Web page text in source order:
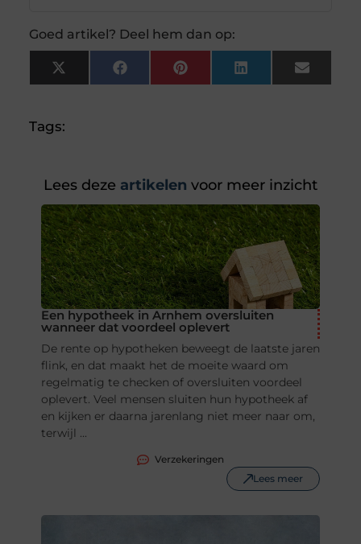
Goed artikel? Deel hem dan op:
X
(Twitter)
FacebookPinterestLinkedInEmail
Tags:
Lees deze artikelen voor meer inzicht
Een hypotheek in Arnhem oversluiten
wanneer dat voordeel oplevert
De rente op hypotheken beweegt de laatste jaren
flink, en dat maakt het de moeite waard om
regelmatig te checken of oversluiten voordeel
oplevert. Veel mensen sluiten hun hypotheek af
en kijken er daarna jarenlang niet meer naar om,
terwijl ...
Verzekeringen
Lees meer